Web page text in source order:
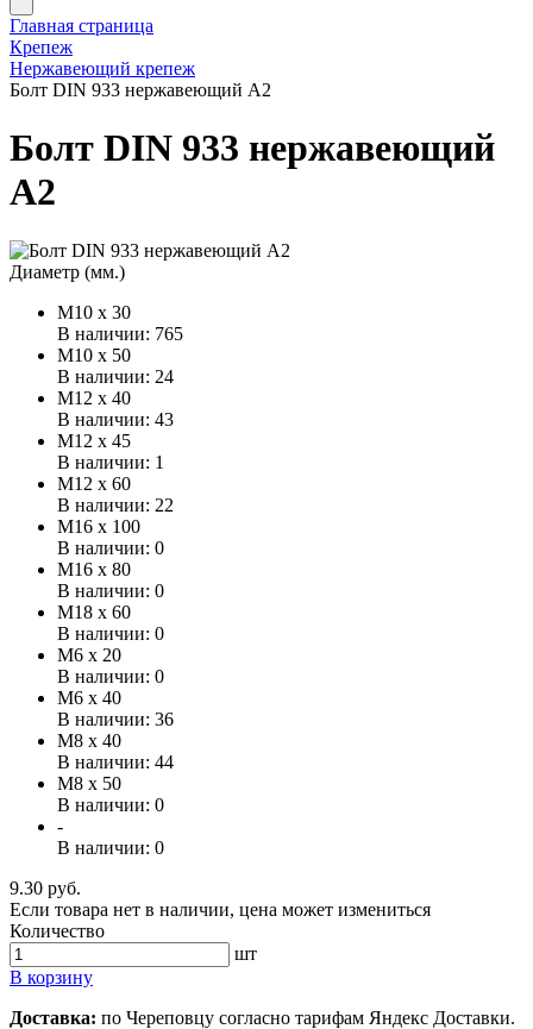
Главная страница
Крепеж
Нержавеющий крепеж
Болт DIN 933 нержавеющий А2
Болт DIN 933 нержавеющий
А2
Диаметр (мм.)
М10 x 30
В наличии: 765
М10 x 50
В наличии: 24
М12 x 40
В наличии: 43
М12 x 45
В наличии: 1
М12 x 60
В наличии: 22
М16 x 100
В наличии: 0
М16 x 80
В наличии: 0
М18 x 60
В наличии: 0
М6 x 20
В наличии: 0
М6 x 40
В наличии: 36
М8 x 40
В наличии: 44
М8 x 50
В наличии: 0
-
В наличии: 0
9.30 руб.
Если товара нет в наличии, цена может измениться
Количество
шт
В корзину
Доставка: по Череповцу согласно тарифам Яндекс Доставки.